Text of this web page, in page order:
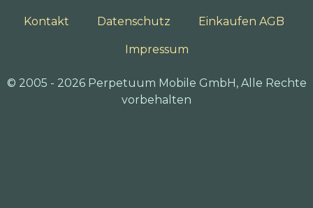
Kontakt Datenschutz Einkaufen AGB
Impressum
© 2005 - 2026 Perpetuum Mobile GmbH, Alle Rechte
vorbehalten